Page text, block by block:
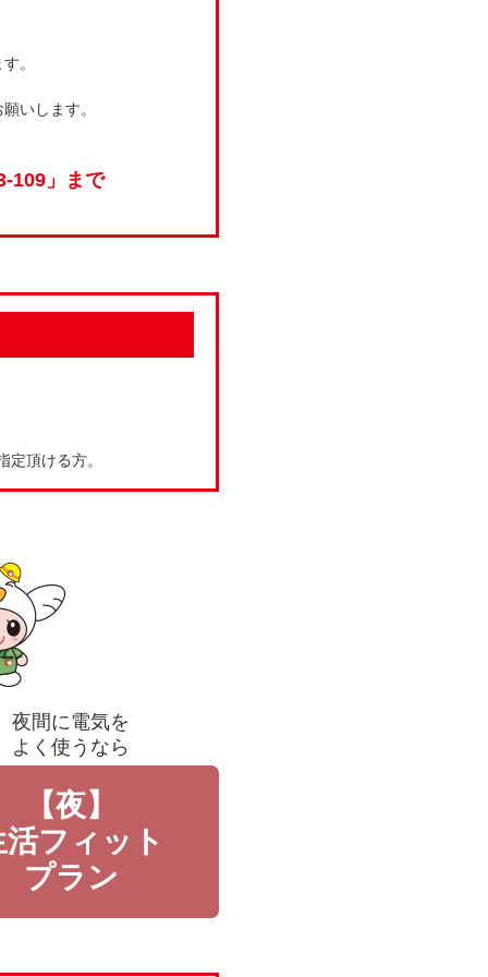
。
いします。
109」まで
頂ける方。
夜間に電気を
よく使うなら
【夜】
活フィット
プラン